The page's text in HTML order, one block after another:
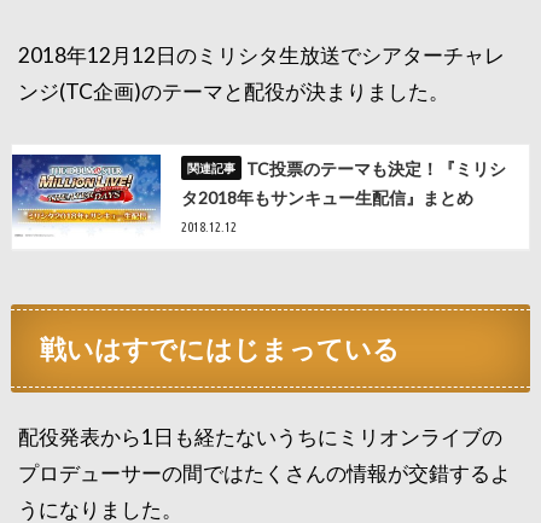
2018年12月12日のミリシタ生放送でシアターチャレ
ンジ(TC企画)のテーマと配役が決まりました。
TC投票のテーマも決定！『ミリシ
タ2018年もサンキュー生配信』まとめ
2018.12.12
戦いはすでにはじまっている
配役発表から1日も経たないうちにミリオンライブの
プロデューサーの間ではたくさんの情報が交錯するよ
うになりました。